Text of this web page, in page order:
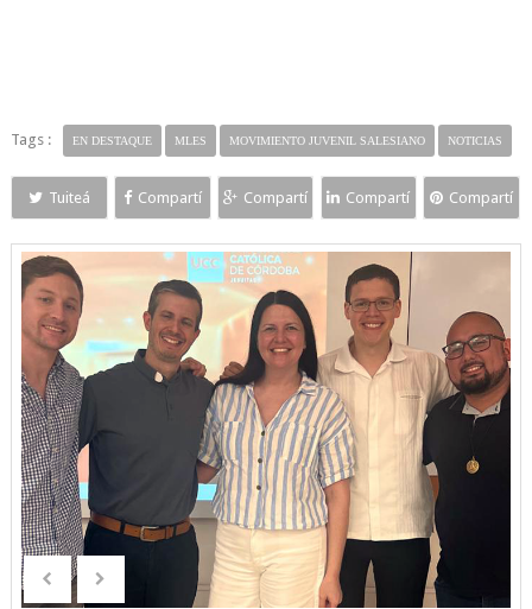
Tags : EN DESTAQUE MLES MOVIMIENTO JUVENIL SALESIANO NOTICIAS
Tuiteá Compartí Compartí Compartí Compartí